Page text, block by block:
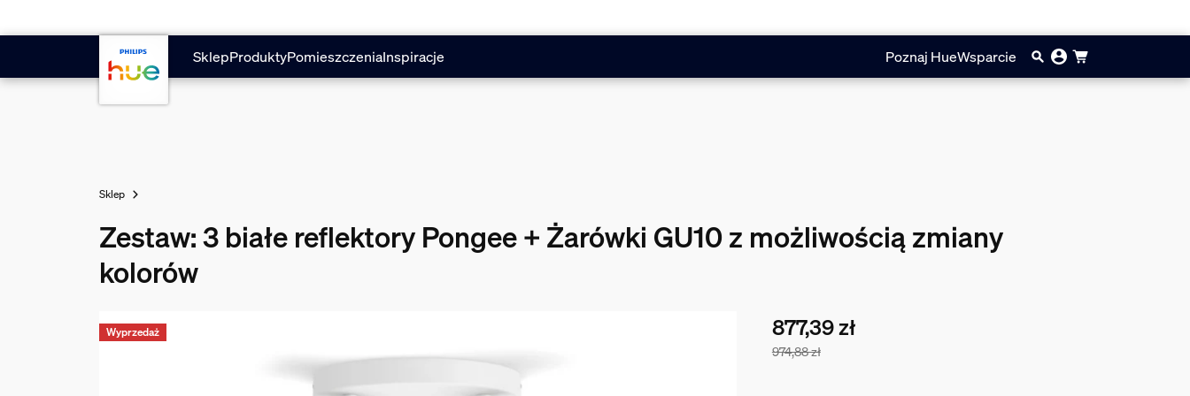
SklepProduktyPomieszczeniaInspiracje Poznaj HueWsparcie
Sklep
Zestaw: 3 białe reflektory Pongee + Żarówki GU10 z możliwością zmiany
kolorów
974,88 zł
877,39 zł
Wyprzedaż